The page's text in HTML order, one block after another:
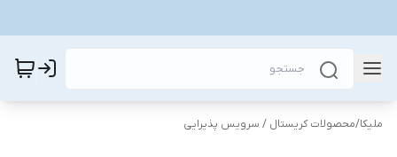
ملیکا/محصولات کریستال / سرویس پذیرایی